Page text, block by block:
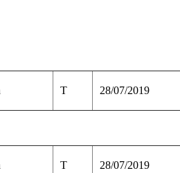
T 28/07/2019
T 28/07/2019